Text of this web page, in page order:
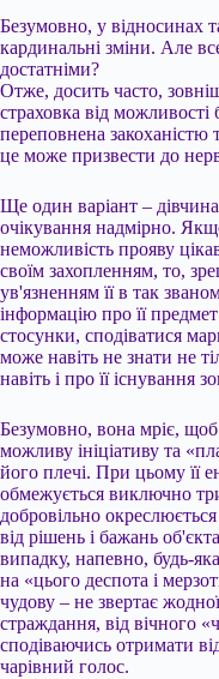
Безумовно, у відносинах
кардинальні зміни. Але
достатніми?
Отже, досить часто,
страховка від
переповнена
це може призвести до
Ще один варіант –
очікування надмірно.
неможливість прояву
своїм захопленням, то,
ув'язненням її в так
інформацію про її
стосунки, сподіватися
може навіть не знати не
навіть і про її існування
Безумовно, вона мріє,
можливу ініціативу та
його плечі. При цьому її
обмежується виключно
добровільно
від рішень і бажань
випадку, напевно, будь-
на «цього деспота і
чудову – не звертає
страждання, від вічного
сподіваючись отримати
чарівний голос.